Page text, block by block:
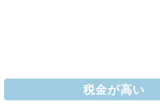
税金が高い